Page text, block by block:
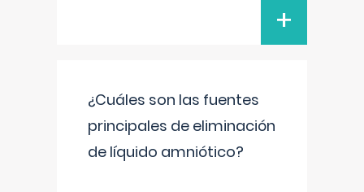
+
¿Cuáles son las fuentes
principales de eliminación
de líquido amniótico?